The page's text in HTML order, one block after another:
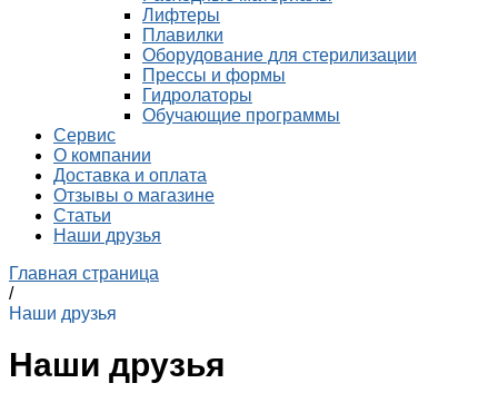
Лифтеры
Плавилки
Оборудование для стерилизации
Прессы и формы
Гидролаторы
Обучающие программы
Сервис
О компании
Доставка и оплата
Отзывы о магазине
Статьи
Наши друзья
Главная страница
/
Наши друзья
Наши друзья